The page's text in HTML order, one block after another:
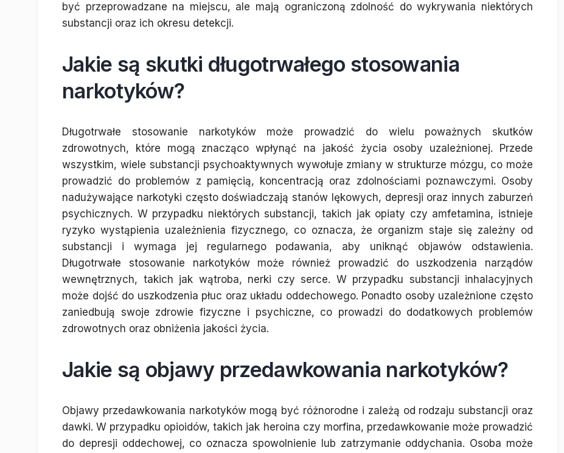
być przeprowadzane na miejscu, ale mają ograniczoną zdolność do wykrywania niektórych
substancji oraz ich okresu detekcji.
Jakie są skutki długotrwałego stosowania
narkotyków?
Długotrwałe stosowanie narkotyków może prowadzić do wielu poważnych skutków
zdrowotnych, które mogą znacząco wpłynąć na jakość życia osoby uzależnionej. Przede
wszystkim, wiele substancji psychoaktywnych wywołuje zmiany w strukturze mózgu, co może
prowadzić do problemów z pamięcią, koncentracją oraz zdolnościami poznawczymi. Osoby
nadużywające narkotyki często doświadczają stanów lękowych, depresji oraz innych zaburzeń
psychicznych. W przypadku niektórych substancji, takich jak opiaty czy amfetamina, istnieje
ryzyko wystąpienia uzależnienia fizycznego, co oznacza, że organizm staje się zależny od
substancji i wymaga jej regularnego podawania, aby uniknąć objawów odstawienia.
Długotrwałe stosowanie narkotyków może również prowadzić do uszkodzenia narządów
wewnętrznych, takich jak wątroba, nerki czy serce. W przypadku substancji inhalacyjnych
może dojść do uszkodzenia płuc oraz układu oddechowego. Ponadto osoby uzależnione często
zaniedbują swoje zdrowie fizyczne i psychiczne, co prowadzi do dodatkowych problemów
zdrowotnych oraz obniżenia jakości życia.
Jakie są objawy przedawkowania narkotyków?
Objawy przedawkowania narkotyków mogą być różnorodne i zależą od rodzaju substancji oraz
dawki. W przypadku opioidów, takich jak heroina czy morfina, przedawkowanie może prowadzić
do depresji oddechowej, co oznacza spowolnienie lub zatrzymanie oddychania. Osoba może